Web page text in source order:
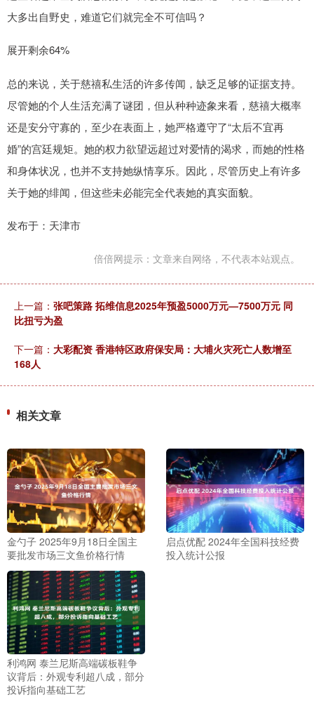
大多出自野史，难道它们就完全不可信吗？
展开剩余64%
总的来说，关于慈禧私生活的许多传闻，缺乏足够的证据支持。
尽管她的个人生活充满了谜团，但从种种迹象来看，慈禧大概率
还是安分守寡的，至少在表面上，她严格遵守了“太后不宜再
婚”的宫廷规矩。她的权力欲望远超过对爱情的渴求，而她的性格
和身体状况，也并不支持她纵情享乐。因此，尽管历史上有许多
关于她的绯闻，但这些未必能完全代表她的真实面貌。
发布于：天津市
倍倍网提示：文章来自网络，不代表本站观点。
上一篇： 张吧策路 拓维信息2025年预盈5000万元—7500万元 同
比扭亏为盈
下一篇： 大彩配资 香港特区政府保安局：大埔火灾死亡人数增至
168人
相关文章
金勺子 2025年9月18日全国主
要批发市场三文鱼价格行情
启点优配 2024年全国科技经费
投入统计公报
利鸿网 泰兰尼斯高端碳板鞋争
议背后：外观专利超八成，部分
投诉指向基础工艺